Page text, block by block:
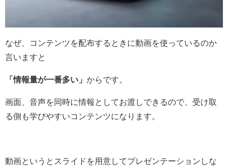
なぜ、コンテンツを配布するときに動画を使っているのか
言いますと
「情報量が一番多い」 からです。
画面、音声を同時に情報としてお渡しできるので、受け取
る側も学びやすいコンテンツになります。
動画というとスライドを用意してプレゼンテーションしな